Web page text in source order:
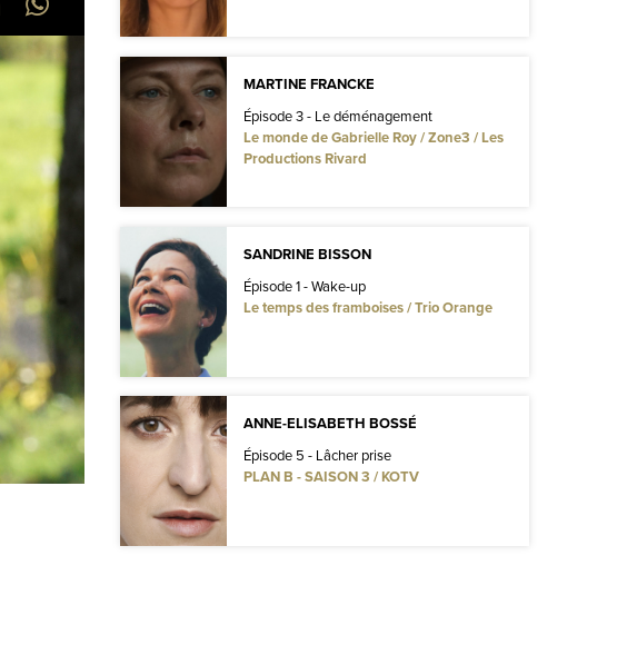
MARTINE FRANCKE
Épisode 3 - Le déménagement
Le monde de Gabrielle Roy / Zone3 / Les
Productions Rivard
SANDRINE BISSON
Épisode 1 - Wake-up
Le temps des framboises / Trio Orange
ANNE-ELISABETH BOSSÉ
Épisode 5 - Lâcher prise
PLAN B - SAISON 3 / KOTV